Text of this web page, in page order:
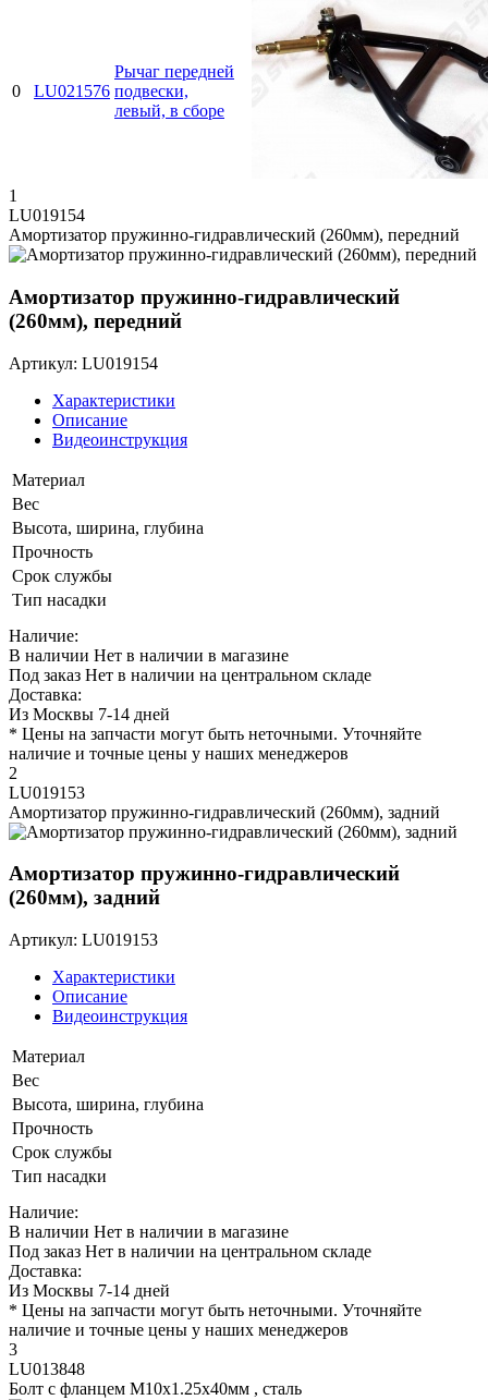
0 LU021576
Рычаг передней
подвески,
левый, в сборе
1
LU019154
Амортизатор пружинно-гидравлический (260мм), передний
Амортизатор пружинно-гидравлический
(260мм), передний
Артикул: LU019154
Характеристики
Описание
Видеоинструкция
Материал
Вес
Высота, ширина, глубина
Прочность
Срок службы
Тип насадки
Наличие:
В наличии Нет в наличии в магазине
Под заказ Нет в наличии на центральном складе
Доставка:
Из Москвы 7-14 дней
* Цены на запчасти могут быть неточными. Уточняйте
наличие и точные цены у наших менеджеров
2
LU019153
Амортизатор пружинно-гидравлический (260мм), задний
Амортизатор пружинно-гидравлический
(260мм), задний
Артикул: LU019153
Характеристики
Описание
Видеоинструкция
Материал
Вес
Высота, ширина, глубина
Прочность
Срок службы
Тип насадки
Наличие:
В наличии Нет в наличии в магазине
Под заказ Нет в наличии на центральном складе
Доставка:
Из Москвы 7-14 дней
* Цены на запчасти могут быть неточными. Уточняйте
наличие и точные цены у наших менеджеров
3
LU013848
Болт с фланцем M10х1.25х40мм , сталь